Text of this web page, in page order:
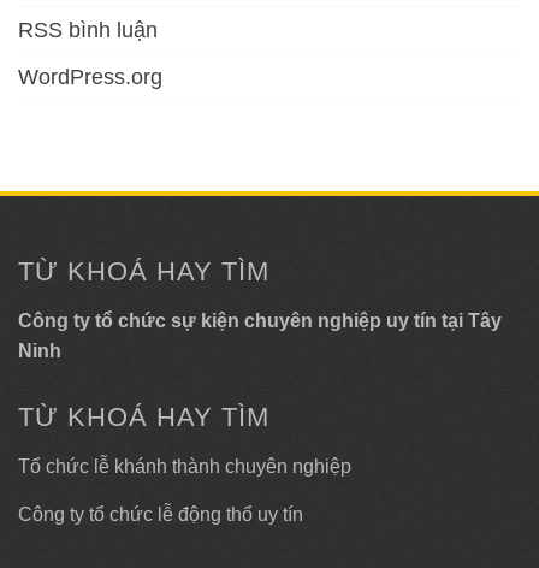
RSS bình luận
WordPress.org
TỪ KHOÁ HAY TÌM
Công ty tổ chức sự kiện chuyên nghiệp uy tín tại Tây
Ninh
TỪ KHOÁ HAY TÌM
Tổ chức lễ khánh thành chuyên nghiệp
Công ty tổ chức lễ động thổ uy tín